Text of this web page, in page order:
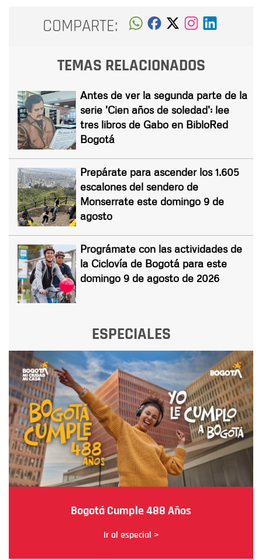
COMPARTE:
TEMAS RELACIONADOS
Antes de ver la segunda parte de la
serie 'Cien años de soledad': lee
tres libros de Gabo en BibloRed
Bogotá
Prepárate para ascender los 1.605
escalones del sendero de
Monserrate este domingo 9 de
agosto
Prográmate con las actividades de
la Ciclovía de Bogotá para este
domingo 9 de agosto de 2026
ESPECIALES
Bogotá Cumple 488 Años
Ir al especial >